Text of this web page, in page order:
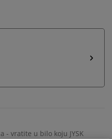
- vratite u bilo koju JYSK